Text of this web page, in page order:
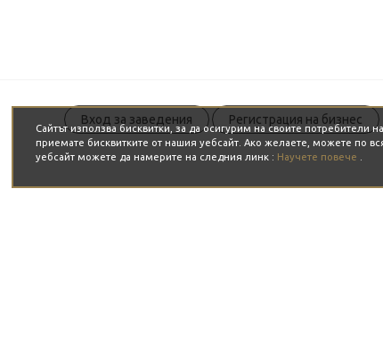
Вход за заведения Регистрация на бизнес
Сайтът използва бисквитки, за да осигурим на своите
приемате бисквитките от нашия уебсайт. Ако желаете, можете по
уебсайт можете да намерите на следния линк : Научете повече